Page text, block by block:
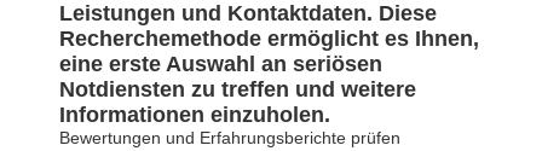
Leistungen und Kontaktdaten. Diese
Recherchemethode ermöglicht es Ihnen,
eine erste Auswahl an seriösen
Notdiensten zu treffen und weitere
Informationen einzuholen.
Bewertungen und Erfahrungsberichte prüfen